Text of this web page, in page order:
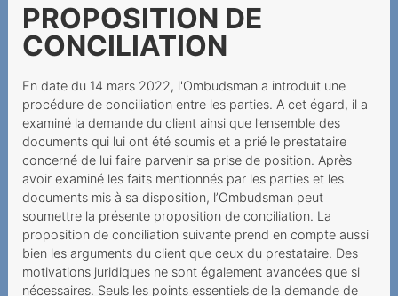
PROPOSITION DE
CONCILIATION
En date du 14 mars 2022, l'Ombudsman a introduit une
procédure de conciliation entre les parties. A cet égard, il a
examiné la demande du client ainsi que l’ensemble des
documents qui lui ont été soumis et a prié le prestataire
concerné de lui faire parvenir sa prise de position. Après
avoir examiné les faits mentionnés par les parties et les
documents mis à sa disposition, l’Ombudsman peut
soumettre la présente proposition de conciliation. La
proposition de conciliation suivante prend en compte aussi
bien les arguments du client que ceux du prestataire. Des
motivations juridiques ne sont également avancées que si
nécessaires. Seuls les points essentiels de la demande de
Vertragskündigung infolge
Zahlungsverzugs
Incertezze al momento
della stipula del contratto
Une demande de portage
qui annule la résiliation
auparavant
Keine einseitige
Vertragsänderung bei
Mindestvertragsdauer
Keine